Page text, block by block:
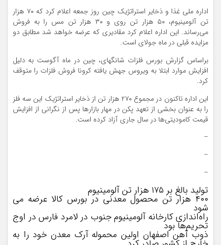
اداره ملی غذا و ذخایر استراتژیک چین روز جمعه اعلام کرد که ۷۰ هزار
تن آلومینیوم، ۵۰ هزار تن روی و ۳۰ هزار تن مس را به فروش
می‌رساند. این اداره اعلام کرد مقادیری که عرضه خواهد شد مطابق دو
مزایده قبلی در ماه جولای است.
براساس گزارش بورس فلزات شانگهای، چین در ماه آگوست به دلیل
افزایش موارد ابتلا به ویروس جهش یافته کرونا فروش فلزات را متوقف
کرد.
این اداره تاکنون در مجموع ۲۷۰ هزار تن از ذخایر استراتژیک این سه فلز
را به عنوان بخشی از تعهد پکن در مهار بازارها پس از نگرانی از افزایش
قیمت کامودیتی‌ها در سال جاری آزاد کرده است.
–
–
–
تولید بالغ بر ۱۷۵ هزار تن آلومینیوم
۴۰۰ هزار تن محصول معدنی در بورس کالا عرضه می
شود
راه‌اندازی کارخانه آلومینیوم جنوب در لامرد فارس در اوج
تحریم‌ها بود
ذوب آهن اصفهان اولین محموله آرک معدن خود را به